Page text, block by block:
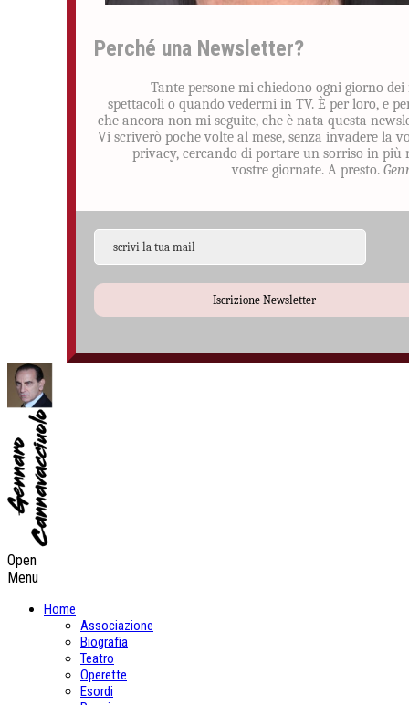
Perché una Newsletter?
Tante persone mi chiedono ogni giorno dei
spettacoli o quando vedermi in TV. È per loro, e
che ancora non mi seguite, che è nata questa
Vi scriverò poche volte al mese, senza invadere la
privacy, cercando di portare un sorriso in più
vostre giornate. A presto.
Iscrizione Newsletter
Open
Menu
Home
Associazione
Biografia
Teatro
Operette
Esordi